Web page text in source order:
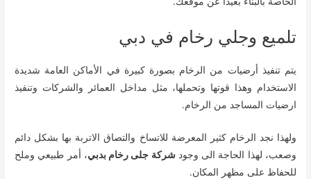
تلميع وجلي رخام في دبي
يتم تنفيذ أرضيات من الرخام بصورة كبيرة في الأماكن العامة شديدة
الاستخدام وهذا قوتها وتحملها، مثل مداخل العمائر والشركات وتنفيذ
ارضيات المساجد من الرخام.
ولهذا نجد الرخام كثير المعرضة للاتساخ والتصاق الاتربة بها بشكل دائم
وصعب، لهذا الحاجة الى وجودشركة جلى رخام بدبي، أمر طبيعي وملح
للحفاظ على مظهر المكان.